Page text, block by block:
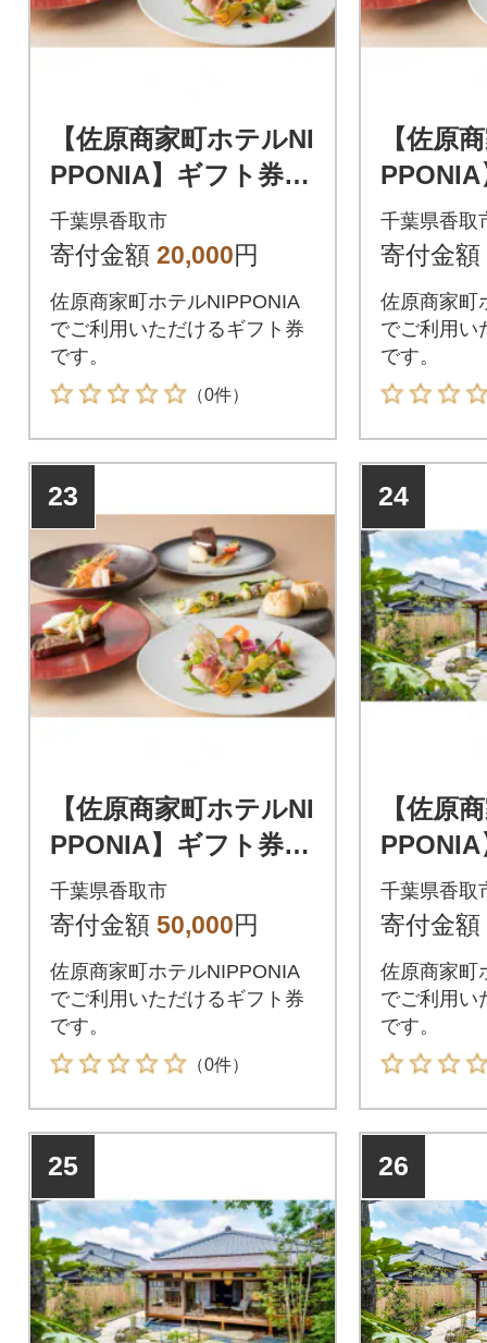
【佐原商家町ホテルNI
PPONIA】ギフト券 6,
000円分
千葉県香取市
寄付金額 20,000円
佐原商家町ホテルNIPPONIA
でご利用いただけるギフト券
です。
（0件）
【佐原
000円分
千葉県香取
寄付金額
佐原商家町
でご利用い
です。
23
【佐原商家町ホテルNI
PPONIA】ギフト券 1
5,000円分
千葉県香取市
寄付金額 50,000円
佐原商家町ホテルNIPPONIA
でご利用いただけるギフト券
です。
（0件）
24
【佐原
0,000円
千葉県香取
寄付金額
佐原商家町
でご利用い
です。
25 26